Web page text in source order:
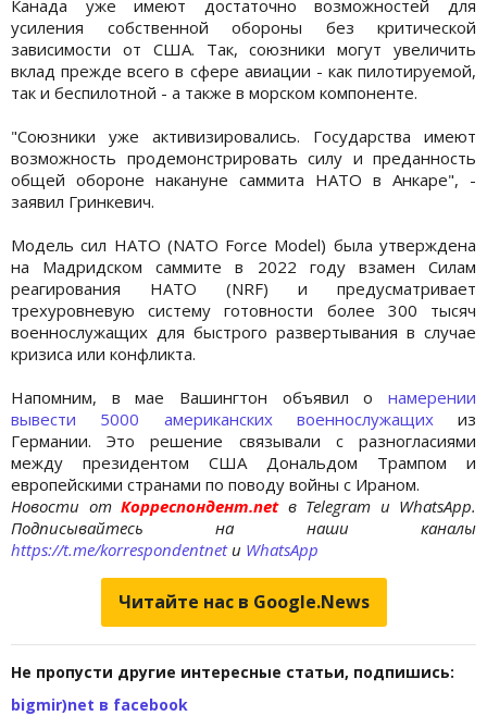
Канада уже имеют достаточно возможностей для
усиления собственной обороны без критической
зависимости от США. Так, союзники могут увеличить
вклад прежде всего в сфере авиации - как пилотируемой,
так и беспилотной - а также в морском компоненте.
"Союзники уже активизировались. Государства имеют
возможность продемонстрировать силу и преданность
общей обороне накануне саммита НАТО в Анкаре", -
заявил Гринкевич.
Модель сил НАТО (NATO Force Model) была утверждена
на Мадридском саммите в 2022 году взамен Силам
реагирования НАТО (NRF) и предусматривает
трехуровневую систему готовности более 300 тысяч
военнослужащих для быстрого развертывания в случае
кризиса или конфликта.
Напомним, в мае Вашингтон объявил о намерении
вывести 5000 американских военнослужащих из
Германии. Это решение связывали с разногласиями
между президентом США Дональдом Трампом и
европейскими странами по поводу войны с Ираном.
Новости отКорреспондент.net в Telegram и WhatsApp.
Подписывайтесь на наши каналы
https://t.me/korrespondentnetи WhatsApp
Читайте нас в Google.News
Не пропусти другие интересные статьи, подпишись:
bigmir)net в facebook